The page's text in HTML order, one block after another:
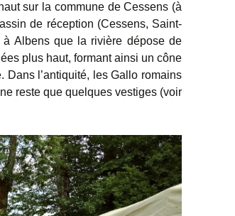
sur la commune de Cessens (à
de réception (Cessens, Saint-
à Albens que la rivière dépose de
plus haut, formant ainsi un cône
l’antiquité, les Gallo romains
reste que quelques vestiges (voir